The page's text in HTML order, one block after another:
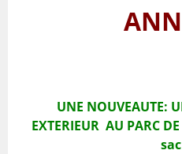
UNE NOUVEAUTE:
EXTERIEUR AU PARC